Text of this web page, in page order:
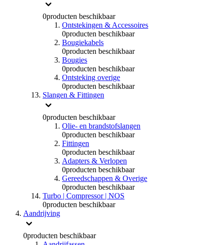
0producten beschikbaar
Ontstekingen & Accessoires
0producten beschikbaar
Bougiekabels
0producten beschikbaar
Bougies
0producten beschikbaar
Ontsteking overige
0producten beschikbaar
Slangen & Fittingen
0producten beschikbaar
Olie- en brandstofslangen
0producten beschikbaar
Fittingen
0producten beschikbaar
Adapters & Verlopen
0producten beschikbaar
Gereedschappen & Overige
0producten beschikbaar
Turbo | Compressor | NOS
0producten beschikbaar
Aandrijving
0producten beschikbaar